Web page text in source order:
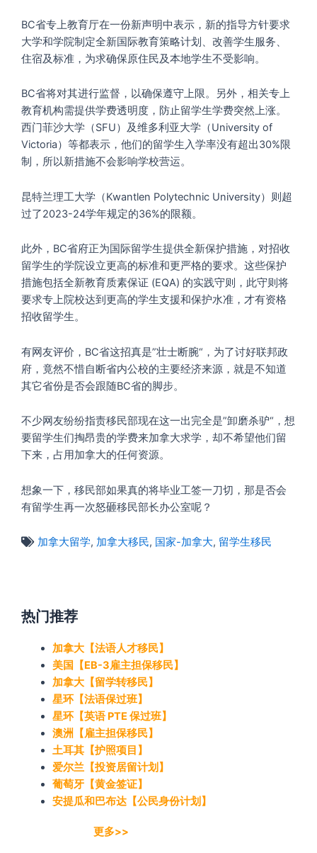
BC省专上教育厅在一份新声明中表示，新的指导方针要求
大学和学院制定全新国际教育策略计划、改善学生服务、
住宿及标准，为求确保原住民及本地学生不受影响。
BC省将对其进行监督，以确保遵守上限。另外，相关专上
教育机构需提供学费透明度，防止留学生学费突然上涨。
西门菲沙大学（SFU）及维多利亚大学（University of
Victoria）等都表示，他们的留学生入学率没有超出30%限
制，所以新措施不会影响学校营运。
昆特兰理工大学（Kwantlen Polytechnic University）则超
过了2023-24学年规定的36%的限额。
此外，BC省府正为国际留学生提供全新保护措施，对招收
留学生的学院设立更高的标准和更严格的要求。这些保护
措施包括全新教育质素保证 (EQA) 的实践守则，此守则将
要求专上院校达到更高的学生支援和保护水准，才有资格
招收留学生。
有网友评价，BC省这招真是”壮士断腕“，为了讨好联邦政
府，竟然不惜自断省内公校的主要经济来源，就是不知道
其它省份是否会跟随BC省的脚步。
不少网友纷纷指责移民部现在这一出完全是”卸磨杀驴“，想
要留学生们掏昂贵的学费来加拿大求学，却不希望他们留
下来，占用加拿大的任何资源。
想象一下，移民部如果真的将毕业工签一刀切，那是否会
有留学生再一次怒砸移民部长办公室呢？
加拿大留学, 加拿大移民, 国家-加拿大, 留学生移民
热门推荐
加拿大【法语人才移民】
美国【EB-3雇主担保移民】
加拿大【留学转移民】
星环【法语保过班】
星环【英语 PTE 保过班】
澳洲【雇主担保移民】
土耳其【护照项目】
爱尔兰【投资居留计划】
葡萄牙【黄金签证】
安提瓜和巴布达【公民身份计划】
更多>>